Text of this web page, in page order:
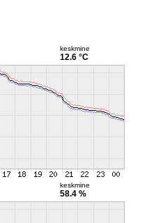
keskmine
12.6 °C
keskmine
58.4 %